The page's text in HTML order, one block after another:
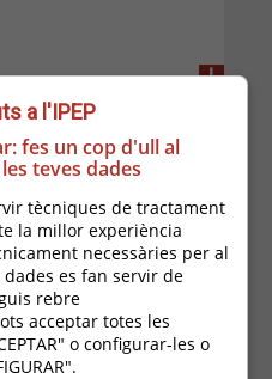
+
a l'IPEP
fes un cop d'ull al
teves dades
tècniques de tractament
la millor experiència
necessàries per al
es fan servir de
rebre
acceptar totes les
o configurar-les o